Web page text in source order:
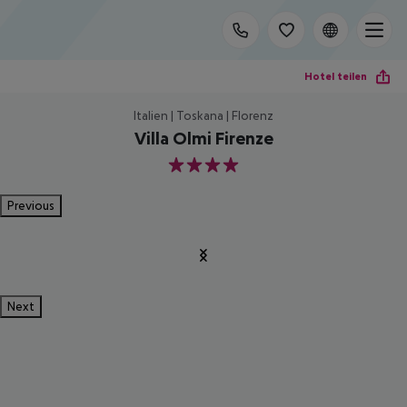
Hotel teilen
Italien | Toskana | Florenz
Villa Olmi Firenze
4
Previous
Next